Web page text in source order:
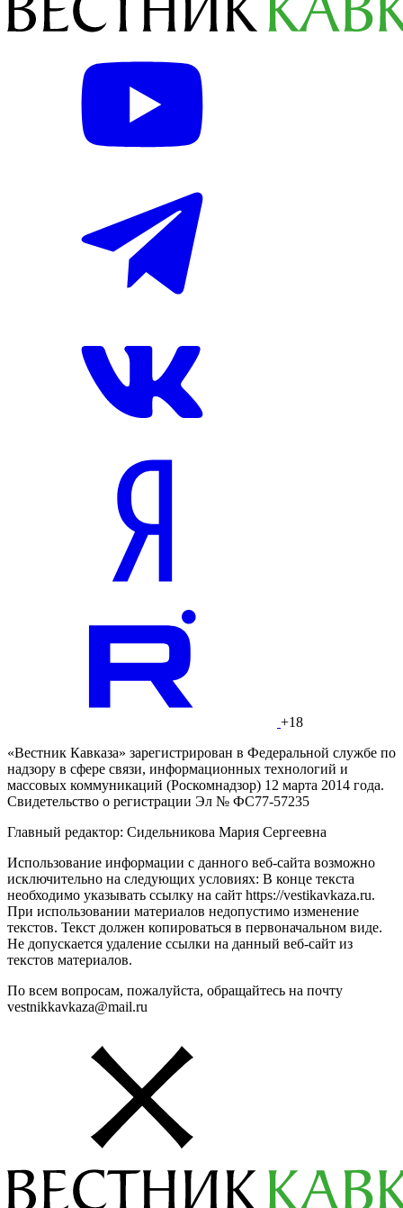
+18
«Вестник Кавказа» зарегистрирован в Федеральной службе по
надзору в сфере связи, информационных технологий и
массовых коммуникаций (Роскомнадзор) 12 марта 2014 года.
Свидетельство о регистрации Эл № ФС77-57235
Главный редактор: Сидельникова Мария Сергеевна
Использование информации с данного веб-сайта возможно
исключительно на следующих условиях: В конце текста
необходимо указывать ссылку на сайт https://vestikavkaza.ru.
При использовании материалов недопустимо изменение
текстов. Текст должен копироваться в первоначальном виде.
Не допускается удаление ссылки на данный веб-сайт из
текстов материалов.
По всем вопросам, пожалуйста, обращайтесь на почту
vestnikkavkaza@mail.ru